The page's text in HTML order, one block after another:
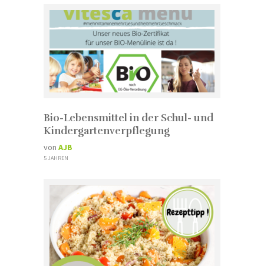
Bio-Lebensmittel in der Schul- und
Kindergartenverpflegung
von AJB
5 JAHREN